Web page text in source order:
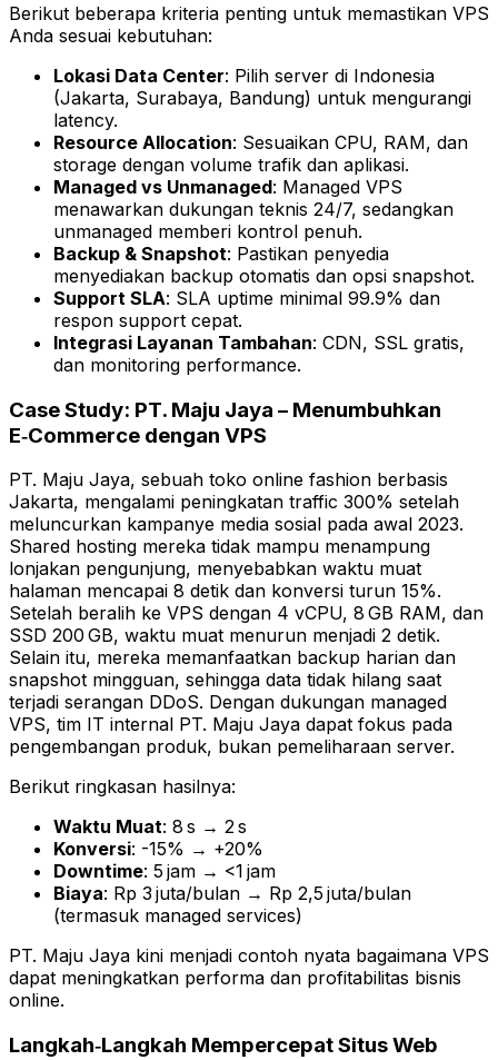
Berikut beberapa kriteria penting untuk memastikan VPS
Anda sesuai kebutuhan:
Lokasi Data Center: Pilih server di Indonesia
(Jakarta, Surabaya, Bandung) untuk mengurangi
latency.
Resource Allocation: Sesuaikan CPU, RAM, dan
storage dengan volume trafik dan aplikasi.
Managed vs Unmanaged: Managed VPS
menawarkan dukungan teknis 24/7, sedangkan
unmanaged memberi kontrol penuh.
Backup & Snapshot: Pastikan penyedia
menyediakan backup otomatis dan opsi snapshot.
Support SLA: SLA uptime minimal 99.9% dan
respon support cepat.
Integrasi Layanan Tambahan: CDN, SSL gratis,
dan monitoring performance.
Case Study: PT. Maju Jaya – Menumbuhkan
E‑Commerce dengan VPS
PT. Maju Jaya, sebuah toko online fashion berbasis
Jakarta, mengalami peningkatan traffic 300% setelah
meluncurkan kampanye media sosial pada awal 2023.
Shared hosting mereka tidak mampu menampung
lonjakan pengunjung, menyebabkan waktu muat
halaman mencapai 8 detik dan konversi turun 15%.
Setelah beralih ke VPS dengan 4 vCPU, 8 GB RAM, dan
SSD 200 GB, waktu muat menurun menjadi 2 detik.
Selain itu, mereka memanfaatkan backup harian dan
snapshot mingguan, sehingga data tidak hilang saat
terjadi serangan DDoS. Dengan dukungan managed
VPS, tim IT internal PT. Maju Jaya dapat fokus pada
pengembangan produk, bukan pemeliharaan server.
Berikut ringkasan hasilnya:
Waktu Muat: 8 s → 2 s
Konversi: -15% → +20%
Downtime: 5 jam → <1 jam
Biaya: Rp 3 juta/bulan → Rp 2,5 juta/bulan
(termasuk managed services)
PT. Maju Jaya kini menjadi contoh nyata bagaimana VPS
dapat meningkatkan performa dan profitabilitas bisnis
online.
Langkah‑Langkah Mempercepat Situs Web